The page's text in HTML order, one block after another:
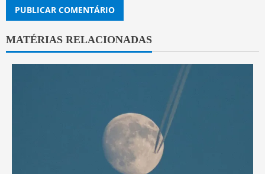
MATÉRIAS RELACIONADAS